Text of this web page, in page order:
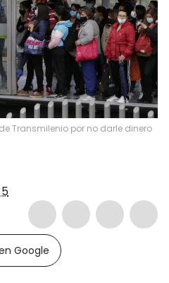
Transmilenio por no darle dinero
Google